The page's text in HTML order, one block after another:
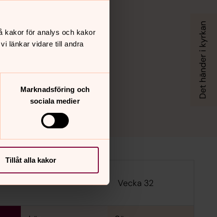
kakor för analys och kakor
länkar vidare till andra
Marknadsföring och
sociala medier
Tillåt alla kakor
Vecka 32